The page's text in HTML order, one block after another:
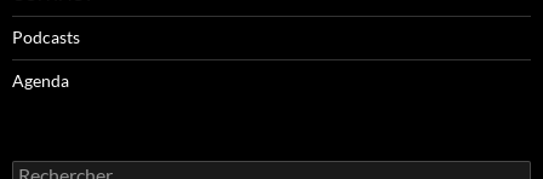
Podcasts
Agenda
R